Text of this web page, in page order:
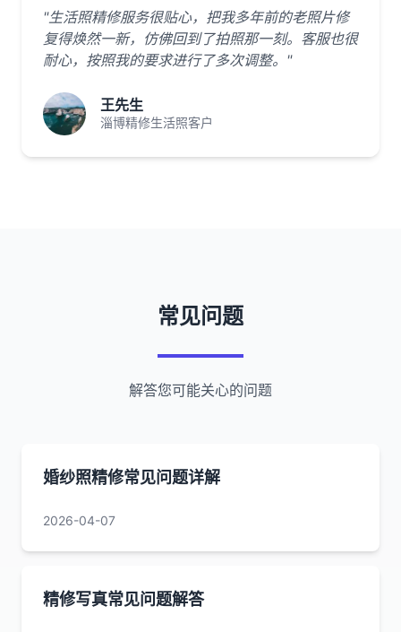
"生活照精修服务很贴心，把我多年前的老照片修
复得焕然一新，仿佛回到了拍照那一刻。客服也很
耐心，按照我的要求进行了多次调整。"
王先生
淄博精修生活照客户
常见问题
解答您可能关心的问题
婚纱照精修常见问题详解
2026-04-07
精修写真常见问题解答